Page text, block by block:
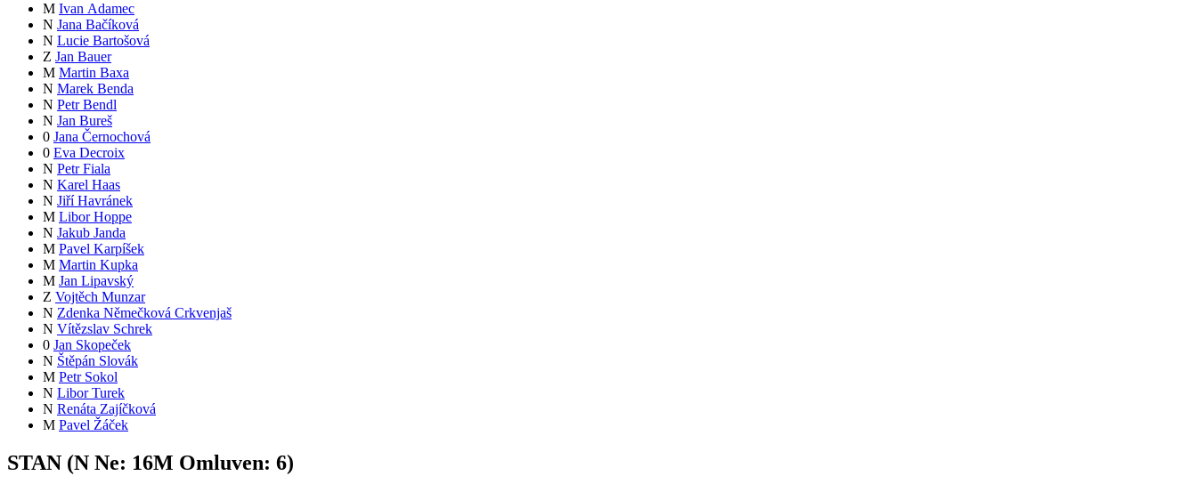
M Ivan Adamec
N Jana Bačíková
N Lucie Bartošová
Z Jan Bauer
M Martin Baxa
N Marek Benda
N Petr Bendl
N Jan Bureš
0 Jana Černochová
0 Eva Decroix
N Petr Fiala
N Karel Haas
N Jiří Havránek
M Libor Hoppe
N Jakub Janda
M Pavel Karpíšek
M Martin Kupka
M Jan Lipavský
Z Vojtěch Munzar
N Zdenka Němečková Crkvenjaš
N Vítězslav Schrek
0 Jan Skopeček
N Štěpán Slovák
M Petr Sokol
N Libor Turek
N Renáta Zajíčková
M Pavel Žáček
STAN (N Ne: 16M Omluven: 6)